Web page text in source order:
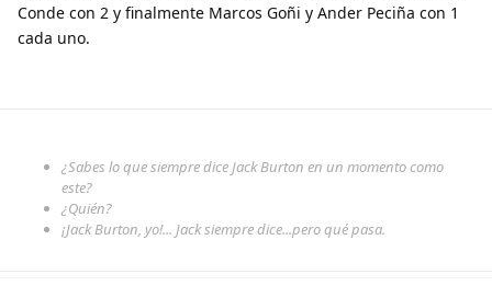
Conde con 2 y finalmente Marcos Goñi y Ander Peciña con 1
cada uno.
¿Sabes lo que siempre dice Jack Burton en un momento como
este?
¿Quién?
¡Jack Burton, yo!... Jack siempre dice...pero qué pasa.